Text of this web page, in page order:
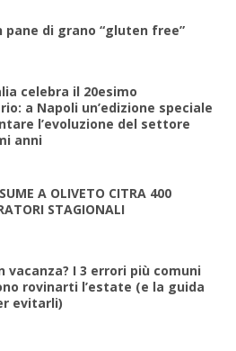
pane di grano “gluten free”
celebra il 20esimo
a Napoli un’edizione speciale
l’evoluzione del settore
anni
A OLIVETO CITRA 400
STAGIONALI
vacanza? I 3 errori più comuni
rovinarti l’estate (e la guida
evitarli)